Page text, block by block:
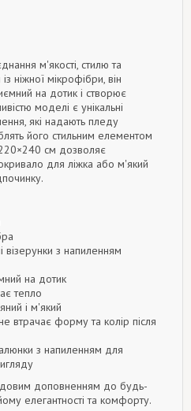
м'якості, стилю та
ніжної мікрофібри, він
на дотик і створює
моделі є унікальні
які надають пледу
його стильним елементом
220×240 см дозволяє
для ліжка або м'який
візерунки з напиленням
на дотик
тепло
і м'який
втрачає форму та колір після
з напиленням для
доповненням до будь-
елегантності та комфорту.